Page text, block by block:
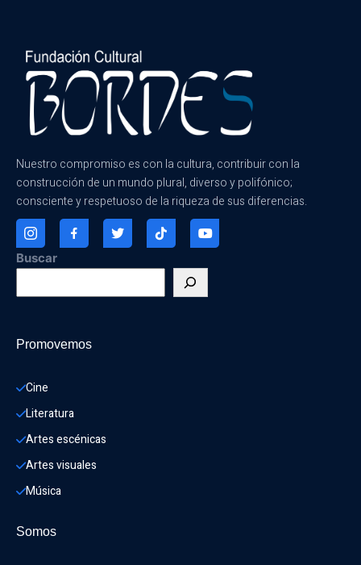
Nuestro compromiso es con la cultura, contribuir con la
construcción de un mundo plural, diverso y polifónico;
consciente y respetuoso de la riqueza de sus diferencias.
Buscar
Promovemos
Cine
Literatura
Artes escénicas
Artes visuales
Música
Somos